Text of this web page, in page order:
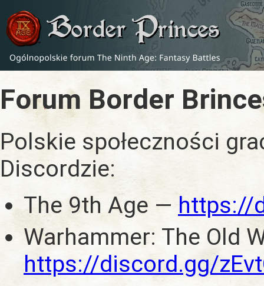
Forum Border
Polskie społeczności
Discordzie:
The 9th Age —https://
Warhammer: The Old
https://discord.gg/